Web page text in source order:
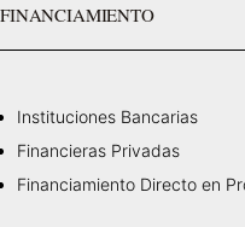
FINANCIAMIENTO
Instituciones Bancarias
Financieras Privadas
Financiamiento Directo en